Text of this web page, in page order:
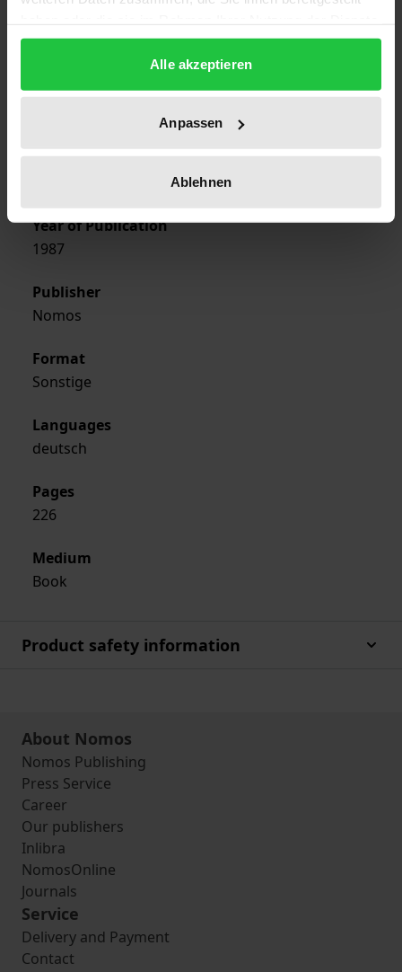
gesammelt haben.
Alle akzeptieren
Anpassen
Ablehnen
Deutschland als autonome Wirtschaftsbetriebe
mit sozialer Zielsetzung oder/und nachgeordnete
öffentliche Verwaltung
Publication Date
Year of Publication
1987
Publisher
Nomos
Format
Sonstige
Languages
deutsch
Pages
226
Medium
Book
Product safety information
About Nomos
Nomos Publishing
Press Service
Career
Our publishers
Inlibra
NomosOnline
Journals
Service
Delivery and Payment
Contact